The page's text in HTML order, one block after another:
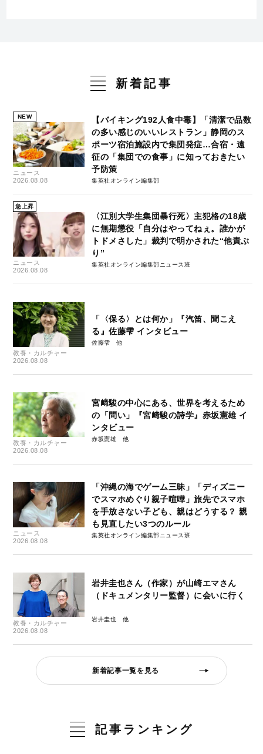
新着記事
NEW
ニュース
2026.08.08
【バイキング192人食中毒】「清潔で品数
の多い感じのいいレストラン」静岡のス
ポーツ宿泊施設内で集団発症…合宿・遠
征の「集団での食事」に知っておきたい
予防策
集英社オンライン編集部
急上昇
ニュース
2026.08.08
〈江別大学生集団暴行死〉主犯格の18歳
に無期懲役「自分はやってねぇ。誰かが
トドメさした」裁判で明かされた“他責ぶ
り”
集英社オンライン編集部ニュース班
教養・カルチャー
2026.08.08
「〈保る〉とは何か」『汽笛、聞こえ
る』佐藤雫 インタビュー
佐藤雫
教養・カルチャー
2026.08.08
宮﨑駿の中心にある、世界を考えるため
の「問い」『宮﨑駿の詩学』赤坂憲雄 イ
ンタビュー
赤坂憲雄
ニュース
2026.08.08
「沖縄の海でゲーム三昧」「ディズニー
でスマホめぐり親子喧嘩」旅先でスマホ
を手放さない子ども、親はどうする？ 親
も見直したい3つのルール
集英社オンライン編集部ニュース班
教養・カルチャー
2026.08.08
岩井圭也さん（作家）が山崎エマさん
（ドキュメンタリー監督）に会いに行く
岩井圭也
新着記事一覧を見る
記事ランキング